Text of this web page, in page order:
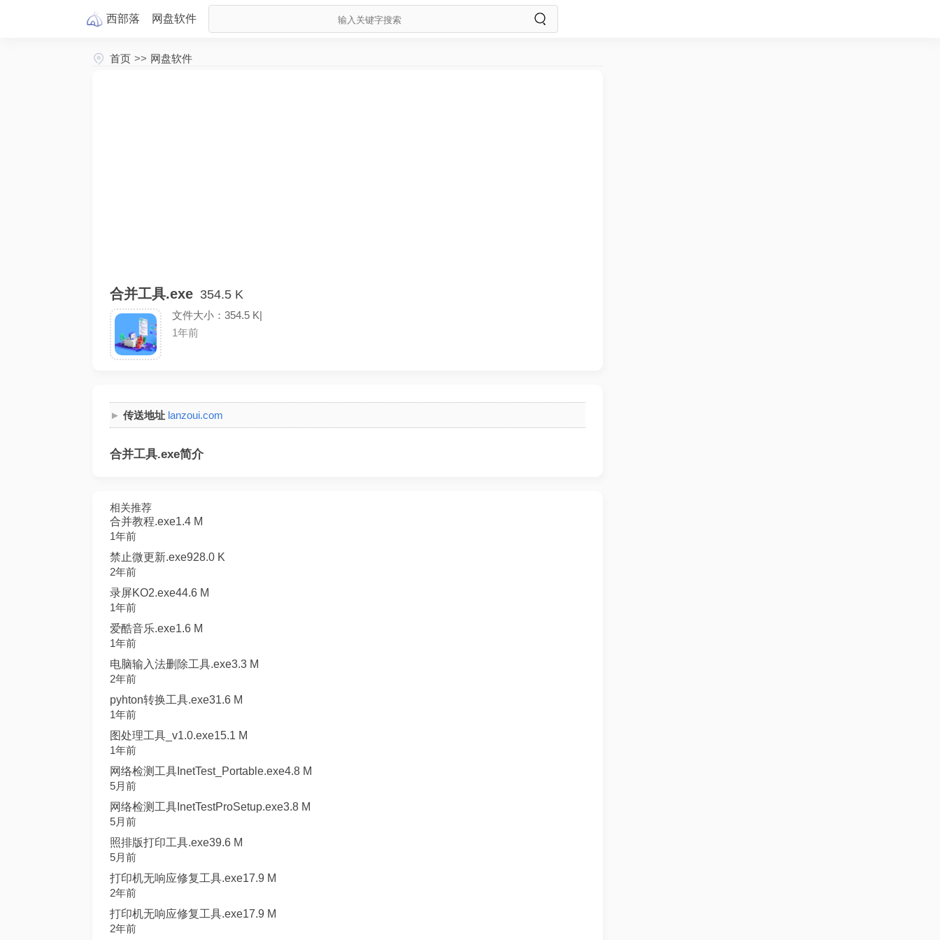
西部落 网盘软件
首页 >> 网盘软件
合并工具.exe 354.5 K
文件大小：354.5 K|
1年前
传送地址 lanzoui.com
合并工具.exe简介
相关推荐
合并教程.exe1.4 M
1年前
禁止微更新.exe928.0 K
2年前
录屏KO2.exe44.6 M
1年前
爱酷音乐.exe1.6 M
1年前
电脑输入法删除工具.exe3.3 M
2年前
pyhton转换工具.exe31.6 M
1年前
图处理工具_v1.0.exe15.1 M
1年前
网络检测工具InetTest_Portable.exe4.8 M
5月前
网络检测工具InetTestProSetup.exe3.8 M
5月前
照排版打印工具.exe39.6 M
5月前
打印机无响应修复工具.exe17.9 M
2年前
打印机无响应修复工具.exe17.9 M
2年前